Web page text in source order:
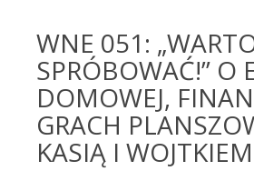
WNE 051:
SPRÓBOWAĆ!” O
DOMOWEJ,
GRACH
KASIĄ I